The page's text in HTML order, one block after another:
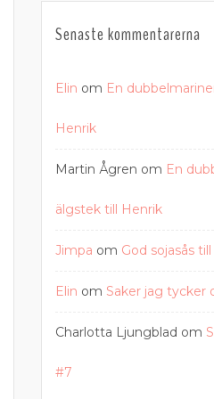
Senaste kommentarerna
Elin om En
Henrik
Martin Ågren om En
älgstek till Henrik
Jimpa om God sojasås till
Elin om Saker jag tycker
Charlotta Ljungblad om
#7